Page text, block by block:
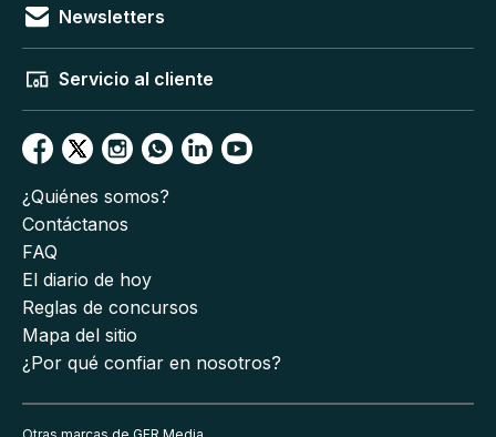
Newsletters
Servicio al cliente
¿Quiénes somos?
Contáctanos
FAQ
El diario de hoy
Reglas de concursos
Mapa del sitio
¿Por qué confiar en nosotros?